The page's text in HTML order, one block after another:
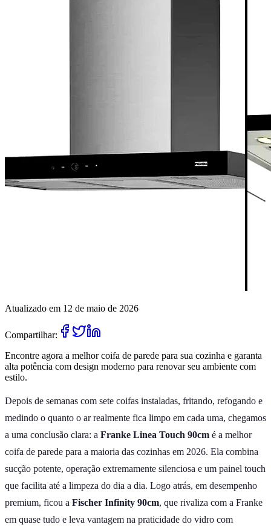
Atualizado em 12 de maio de 2026
Compartilhar:
Encontre agora a melhor coifa de parede para sua cozinha e garanta
alta potência com design moderno para renovar seu ambiente com
estilo.
Depois de semanas com sete coifas instaladas, fritando, refogando e
medindo o quanto o ar realmente fica limpo em cada uma, chegamos
a uma conclusão clara: a Franke Linea Touch 90cm é a melhor
coifa de parede para a maioria das cozinhas em 2026. Ela combina
sucção potente, operação extremamente silenciosa e um painel touch
que facilita até a limpeza do dia a dia. Logo atrás, em desempenho
premium, ficou a Fischer Infinity 90cm, que rivaliza com a Franke
em quase tudo e leva vantagem na praticidade do vidro com